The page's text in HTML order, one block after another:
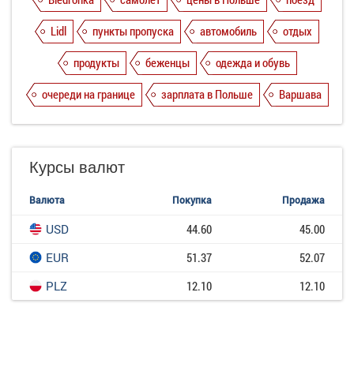
Lidl
пункты пропуска автомобиль
отдых
продукты
беженцы
одежда и обувь
очереди на границе
зарплата в Польше Варшава
Курсы валют
Валюта Покупка Продажа
USD 44.60
45.00
EUR
51.37
52.07
PLZ
12.10 12.10